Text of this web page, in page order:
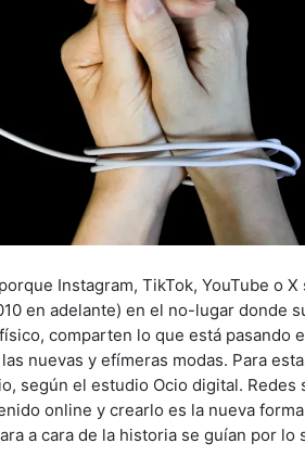
Instagram, TikTok, YouTube o
en adelante) en el no-lugar donde
comparten lo que está pasando
nuevas y efímeras modas. Para
según el estudio Ocio digital.
online y crearlo es la nueva
a cara de la historia se guían por